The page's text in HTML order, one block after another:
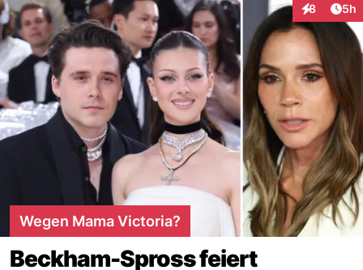
8 5h
Wegen Mama Victoria?
Beckham-Spross feiert